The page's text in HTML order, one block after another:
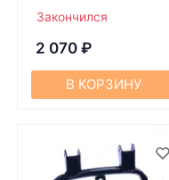
Закончился
2 070 ₽
В КОРЗИНУ